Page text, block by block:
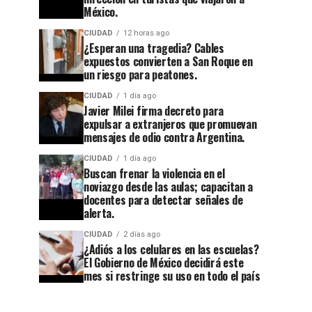
México.
CIUDAD 12 horas ago
¿Esperan una tragedia? Cables
expuestos convierten a San Roque en
un riesgo para peatones.
CIUDAD 1 día ago
Javier Milei firma decreto para
expulsar a extranjeros que promuevan
mensajes de odio contra Argentina.
CIUDAD 1 día ago
Buscan frenar la violencia en el
noviazgo desde las aulas; capacitan a
docentes para detectar señales de
alerta.
CIUDAD 2 días ago
¿Adiós a los celulares en las escuelas?
El Gobierno de México decidirá este
mes si restringe su uso en todo el país
CIUDAD 1 semana ago
Guanajuato
se
apaga:
denuncian
abandono
en
Cuesta
CIUDAD 4 semanas ago
Después
de 32
años,
Tribunal
cierra el
caso
contra el
exagente
del
CISEN
acusado